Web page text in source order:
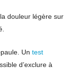
douleur légère sur
Un test
d’exclure à